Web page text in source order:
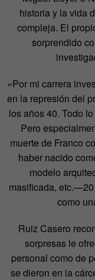
historia y la vida
compleja. El
sorprendido
«Por mi carrera
en la represión del
los años 40. Todo
Pero
muerte de Franco
haber nacido
modelo
masificada,
como
Ruiz Casero
sorpresas le
personal como de
se dieron en la